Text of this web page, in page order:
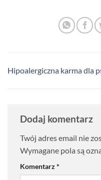
Hipoalergiczna karma dla
Dodaj komentarz
Twój adres email nie
Wymagane pola są
Komentarz*